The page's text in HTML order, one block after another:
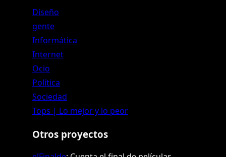
Diseño
gente
Informática
Internet
Ocio
Política
Sociedad
Tops | Lo mejor y lo peor
Otros proyectos